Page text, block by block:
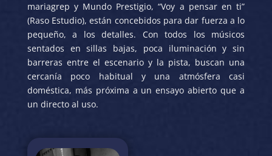
mariagrep y Mundo Prestigio, “Voy a pensar en ti”
(Raso Estudio), están concebidos para dar fuerza a lo
pequeño, a los detalles. Con todos los músicos
sentados en sillas bajas, poca iluminación y sin
barreras entre el escenario y la pista, buscan una
cercanía poco habitual y una atmósfera casi
doméstica, más próxima a un ensayo abierto que a
un directo al uso.